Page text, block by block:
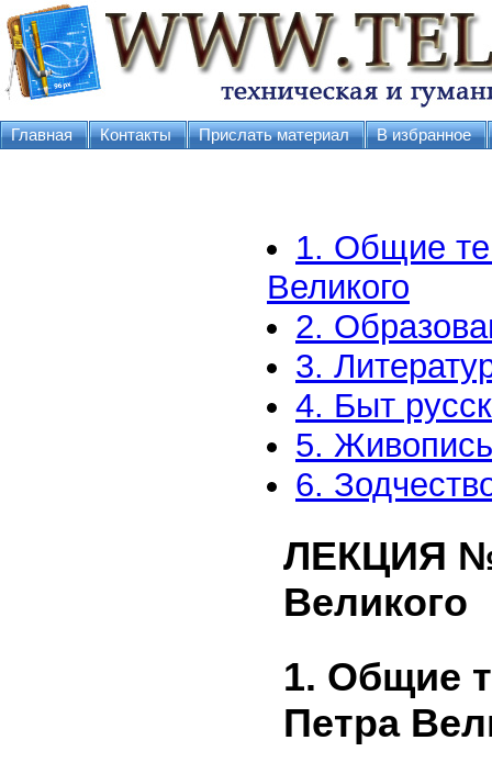
Главная Контакты Прислать материал В избранное
1. Общие
Великого
2.
3.
4. Быт
5.
6.
ЛЕКЦИЯ №
Великого
1. Общие
Петра